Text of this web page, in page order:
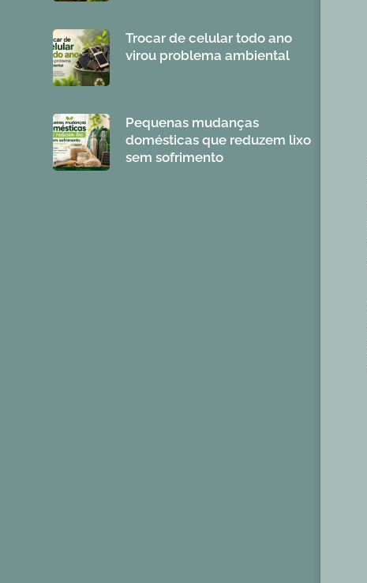
Trocar de celular todo ano
virou problema ambiental
Pequenas mudanças
domésticas que reduzem lixo
sem sofrimento